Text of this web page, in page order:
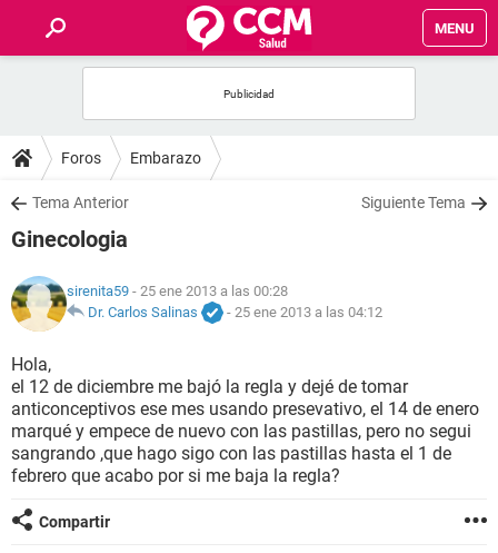
MENU
FOROS
SALUD
NUTRICIÓN
BIENESTAR
SEXUALIDAD
GLOSARIO
Foros Embarazo
Tema Anterior Siguiente Tema
Ginecologia
sirenita59 - 25 ene 2013 a las 00:28
Dr. Carlos Salinas
- 25 ene 2013 a las 04:12
Hola,
el 12 de diciembre me bajó la regla y dejé de tomar
anticonceptivos ese mes usando presevativo, el 14 de enero
marqué y empece de nuevo con las pastillas, pero no segui
sangrando ,que hago sigo con las pastillas hasta el 1 de
febrero que acabo por si me baja la regla?
Compartir